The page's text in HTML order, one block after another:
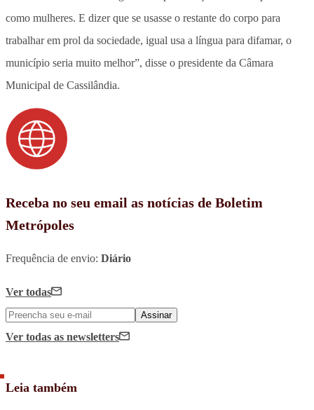
como mulheres. E dizer que se usasse o restante do corpo para
trabalhar em prol da sociedade, igual usa a língua para difamar, o
município seria muito melhor”, disse o presidente da Câmara
Municipal de Cassilândia.
Receba no seu email as notícias de Boletim
Metrópoles
Frequência de envio: Diário
Ver todas
Assinar
Ver todas as newsletters
Leia também